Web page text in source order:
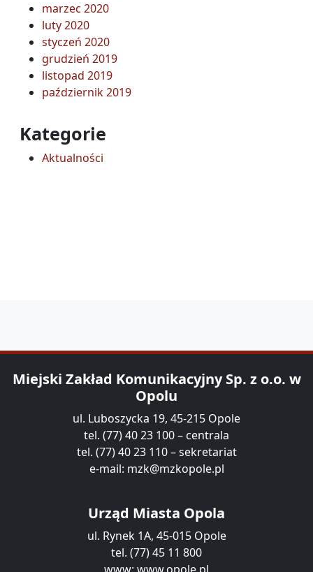
marzec 2020
luty 2020
styczeń 2020
grudzień 2019
listopad 2019
październik 2019
Kategorie
Aktualności
Miejski Zakład Komunikacyjny Sp. z o.o. w
Opolu
ul. Luboszycka 19, 45-215 Opole
tel. (77) 40 23 100 – centrala
tel. (77) 40 23 110 – sekretariat
e-mail: mzk@mzkopole.pl
Urząd Miasta Opola
ul. Rynek 1A, 45-015 Opole
tel. (77) 45 11 800